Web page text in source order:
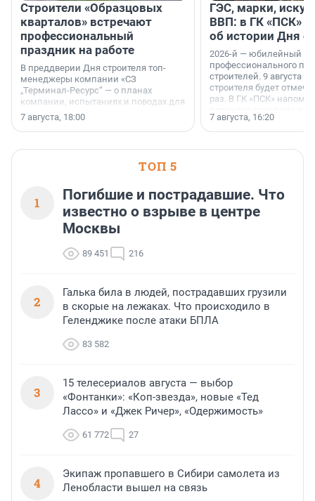
Строители «Образцовых
кварталов» встречают
профессиональный
праздник на работе
В преддверии Дня строителя топ-
менеджеры компании «СЗ
„Терминал-Ресурс“ — о планах
компании, испытаниях и поводах для
осторожного оптимизма.
7 августа, 18:00
ГЭС, марки,
ВВП: в ГК «ПСК»
об истории Дня
2026-й — юбилейный
профессионального
строителей. 9 августа
строителя будет
раз. В ГК «ПСК»
поменялась роль
7 августа, 16:20
ТОП 5
1
Погибшие и пострадавшие. Что
известно о взрыве в центре
Москвы
89 451 216
2
Галька била в людей, пострадавших грузили
в скорые на лежаках. Что происходило в
Геленджике после атаки БПЛА
83 582
3
15 телесериалов августа — выбор
«Фонтанки»: «Коп-звезда», новые «Тед
Лассо» и «Джек Ричер», «Одержимость»
61 772 27
4
Экипаж пропавшего в Сибири самолета из
Ленобласти вышел на связь